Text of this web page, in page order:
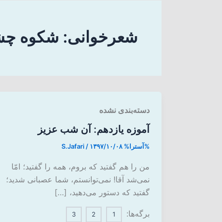
شعرخوانی: شکوه
دسته‌بندی نشده
آموزه یازدهم: آن شب عزیز
%آسترا% S.Jafari / ۱۳۹۷/۱۰/۰۸
من را هم گفتید که بروم، همه را گفتید؛ امّا
نمی‌شد آقا! نمی‌توانستم، شما عصبانی شدید؛
گفتید که دستور می‌دهید، […]
برگه‌ها: 1
2
3